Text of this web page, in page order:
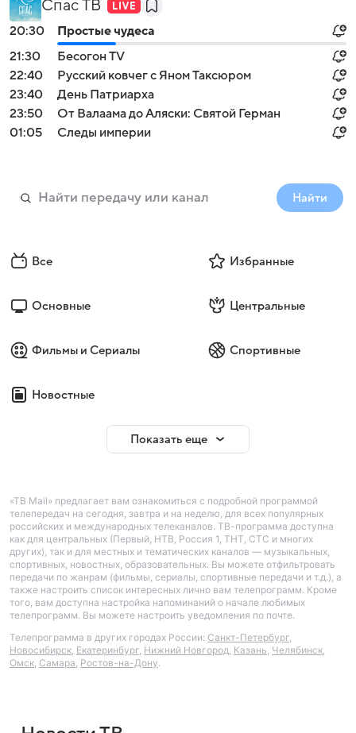
Спас ТВ
20:30
Простые чудеса
21:30
Бесогон TV
22:40
Русский ковчег с Яном Таксюром
23:40
День Патриарха
23:50
От Валаама до Аляски: Святой Герман
01:05
Следы империи
Найти
Все Избранные
Основные Центральные
Фильмы и Сериалы Спортивные
Новостные
Показать еще
«ТВ Mail» предлагает вам ознакомиться с подробной программой
телепередач на сегодня, завтра и на неделю, для всех популярных
российских и международных телеканалов. ТВ-программа доступна
как для центральных (Первый, НТВ, Россия 1, ТНТ, СТС и многих
других), так и для местных и тематических каналов — музыкальных,
спортивных, новостных, образовательных. Вы можете отфильтровать
передачи по жанрам (фильмы, сериалы, спортивные передачи и т.д.), а
также настроить список интересных лично вам телепрограмм. Кроме
того, вам доступна настройка напоминаний о начале любимых
телепрограмм. Вы можете настроить уведомления по почте.
Телепрограмма в других городах России: Санкт-Петербург,
Новосибирск, Екатеринбург, Нижний Новгород, Казань, Челябинск,
Омск, Самара, Ростов-на-Дону.